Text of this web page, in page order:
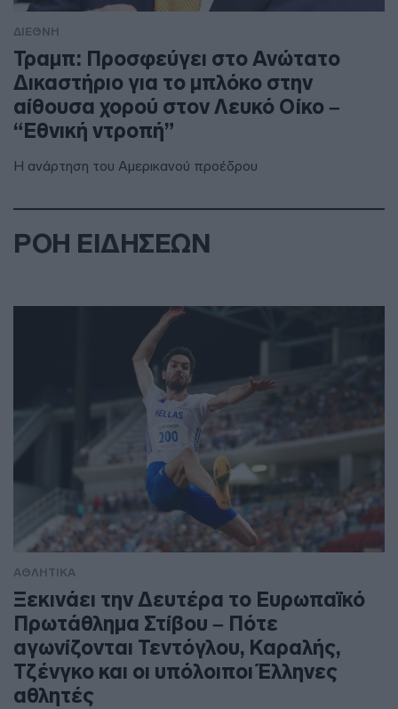
ΔΙΕΘΝΗ
Τραμπ: Προσφεύγει στο Ανώτατο
Δικαστήριο για το μπλόκο στην
αίθουσα χορού στον Λευκό Οίκο –
“Εθνική ντροπή”
Η ανάρτηση του Αμερικανού προέδρου
ΡΟΗ ΕΙΔΗΣΕΩΝ
ΑΘΛΗΤΙΚΑ
Ξεκινάει την Δευτέρα το Ευρωπαϊκό
Πρωτάθλημα Στίβου – Πότε
αγωνίζονται Τεντόγλου, Καραλής,
Τζένγκο και οι υπόλοιποι Έλληνες
αθλητές